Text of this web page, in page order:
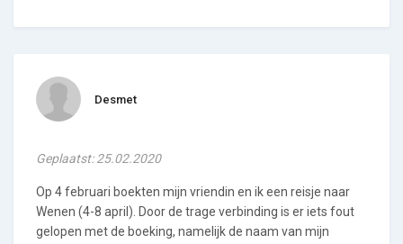
Desmet
Geplaatst: 25.02.2020
Op 4 februari boekten mijn vriendin en ik een reisje naar
Wenen (4-8 april). Door de trage verbinding is er iets fout
gelopen met de boeking, namelijk de naam van mijn